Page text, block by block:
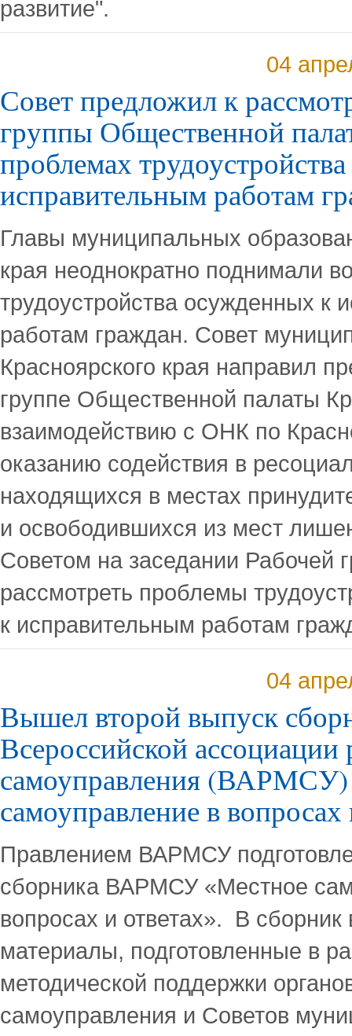
развитие".
04
Совет предложил к
группы Общественной
проблемах
исправительным работам
Главы муниципальных
края неоднократно поднимали
трудоустройства осужденных к
работам граждан. Совет
Красноярского края направил
группе Общественной палаты
взаимодействию с ОНК по
оказанию содействия в
находящихся в местах
и освободившихся из мест
Советом на заседании Рабочей
рассмотреть проблемы
к исправительным работам
04
Вышел второй выпуск
Всероссийской ассоциации
самоуправления
самоуправление в вопросах
Правлением ВАРМСУ
сборника ВАРМСУ «Местное
вопросах и ответах». В
материалы, подготовленные в
методической поддержки
самоуправления и Cоветов